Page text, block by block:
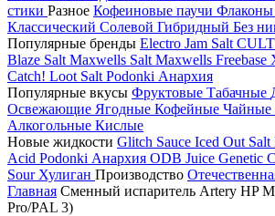
стики Разное Кофеиновые паучи Флаконы
Классический Солевой Гибридный Без
Популярные бренды Electro Jam Salt
Blaze Salt Maxwells Salt Maxwells Freebase
Catch! Loot Salt Podonki Анархия
Популярные вкусы Фруктовые Табачные
Освежающие Ягодные Кофейные Чайные
Алкогольные Кислые
Новые жидкости Glitch Sauce Iced Out Salt
Acid Podonki Анархия ODB Juice Genetic
Sour Хулиган Производство
Главная Сменный испаритель Artery HP
Pro/PAL 3)